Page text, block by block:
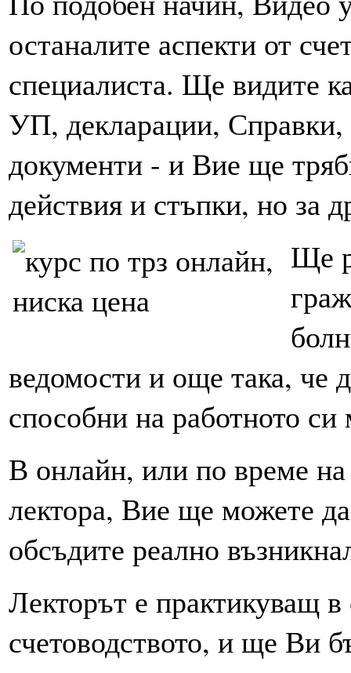
останалите аспекти от
специалиста. Ще видите
УП, декларации,
документи - и Вие ще
действия и стъпки, но за
Ще
ведомости и още така, че
способни на работното си
В онлайн, или по време
лектора, Вие ще можете
обсъдите реално
Лекторът е практикуващ
счетоводството, и ще Ви